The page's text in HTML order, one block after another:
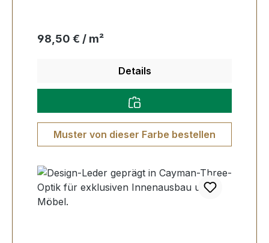
Regulärer Preis:
98,50 € / m²
Details
Muster von dieser Farbe bestellen